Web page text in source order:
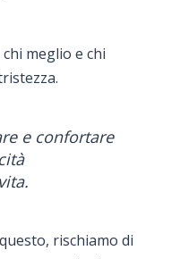
meglio e chi
e confortare
rischiamo di